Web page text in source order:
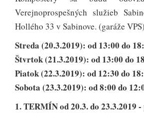
Verejnoprospešných služieb
Hollého 33 v Sabinove. (garáže VPS)
Streda (20.3.2019): od 13:00 do
Štvrtok (21.3.2019): od 13:00 do
Piatok (22.3.2019): od 12:30 do
Sobota (23.3.2019): od 8:00 do
1. TERMÍN od 20.3. do 23.3.2019